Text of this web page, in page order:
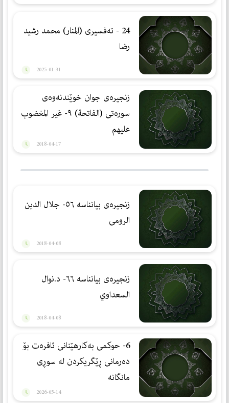
24 - تەفسیری (المنار) محمد رشید
رضا
2025-01-31
زنجیره‌ی جوان خوێندنه‌وه‌ی
سوره‌تی (الفاتحة) ٩- غیر المغضوب
علیهم
2018-04-17
زنجیرەی بیانناسە ٥٦- جلال الدین
الرومی
2018-04-08
زنجیرەی بیانناسە ٦٦- د.نوال
السعداوي
2018-04-08
6- حوكمی بەكارهێنانی ئافرەت بۆ
دەرمانی ڕێگریكردن لە سوڕی
مانگانە
2026-05-14